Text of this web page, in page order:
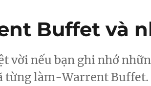
Buffet và
vời nếu bạn ghi nhớ
từng làm-Warrent Buffet.